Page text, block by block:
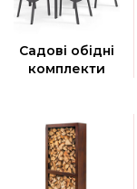
Садові обідні
комплекти